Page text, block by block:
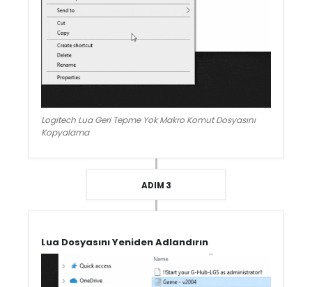
Logitech Lua Geri Tepme Yok Makro Komut Dosyasını
Kopyalama
ADIM 3
Lua Dosyasını Yeniden Adlandırın